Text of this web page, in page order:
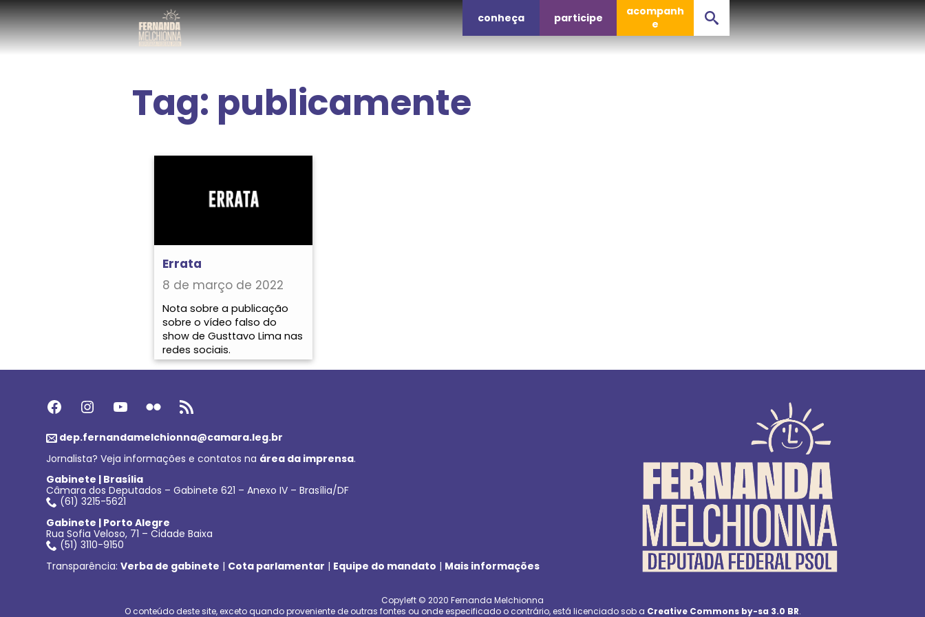
conheça participe
acompanh
e
Tag: publicamente
Errata
8 de março de 2022
Nota sobre a publicação
sobre o vídeo falso do
show de Gusttavo Lima nas
redes sociais.
Facebook Instagram Youtube Flickr Feed RSS
dep.fernandamelchionna@camara.leg.br
Jornalista? Veja informações e contatos na área da imprensa.
Gabinete | Brasília
Câmara dos Deputados – Gabinete 621 – Anexo IV – Brasília/DF
(61) 3215-5621
Gabinete | Porto Alegre
Rua Sofia Veloso, 71 – Cidade Baixa
(51) 3110-9150
Transparência:Verba de gabinete | Cota parlamentar | Equipe do mandato | Mais informações
Copyleft © 2020 Fernanda Melchionna
O conteúdo deste site, exceto quando proveniente de outras fontes ou onde especificado o contrário, está licenciado sob a Creative Commons by-sa 3.0 BR.